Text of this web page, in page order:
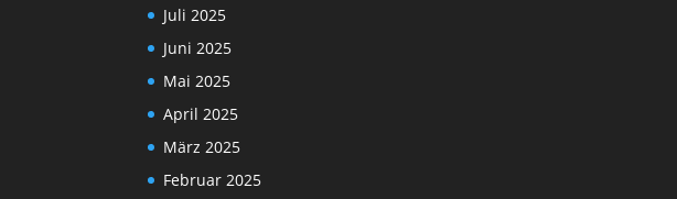
Juli 2025
Juni 2025
Mai 2025
April 2025
März 2025
Februar 2025